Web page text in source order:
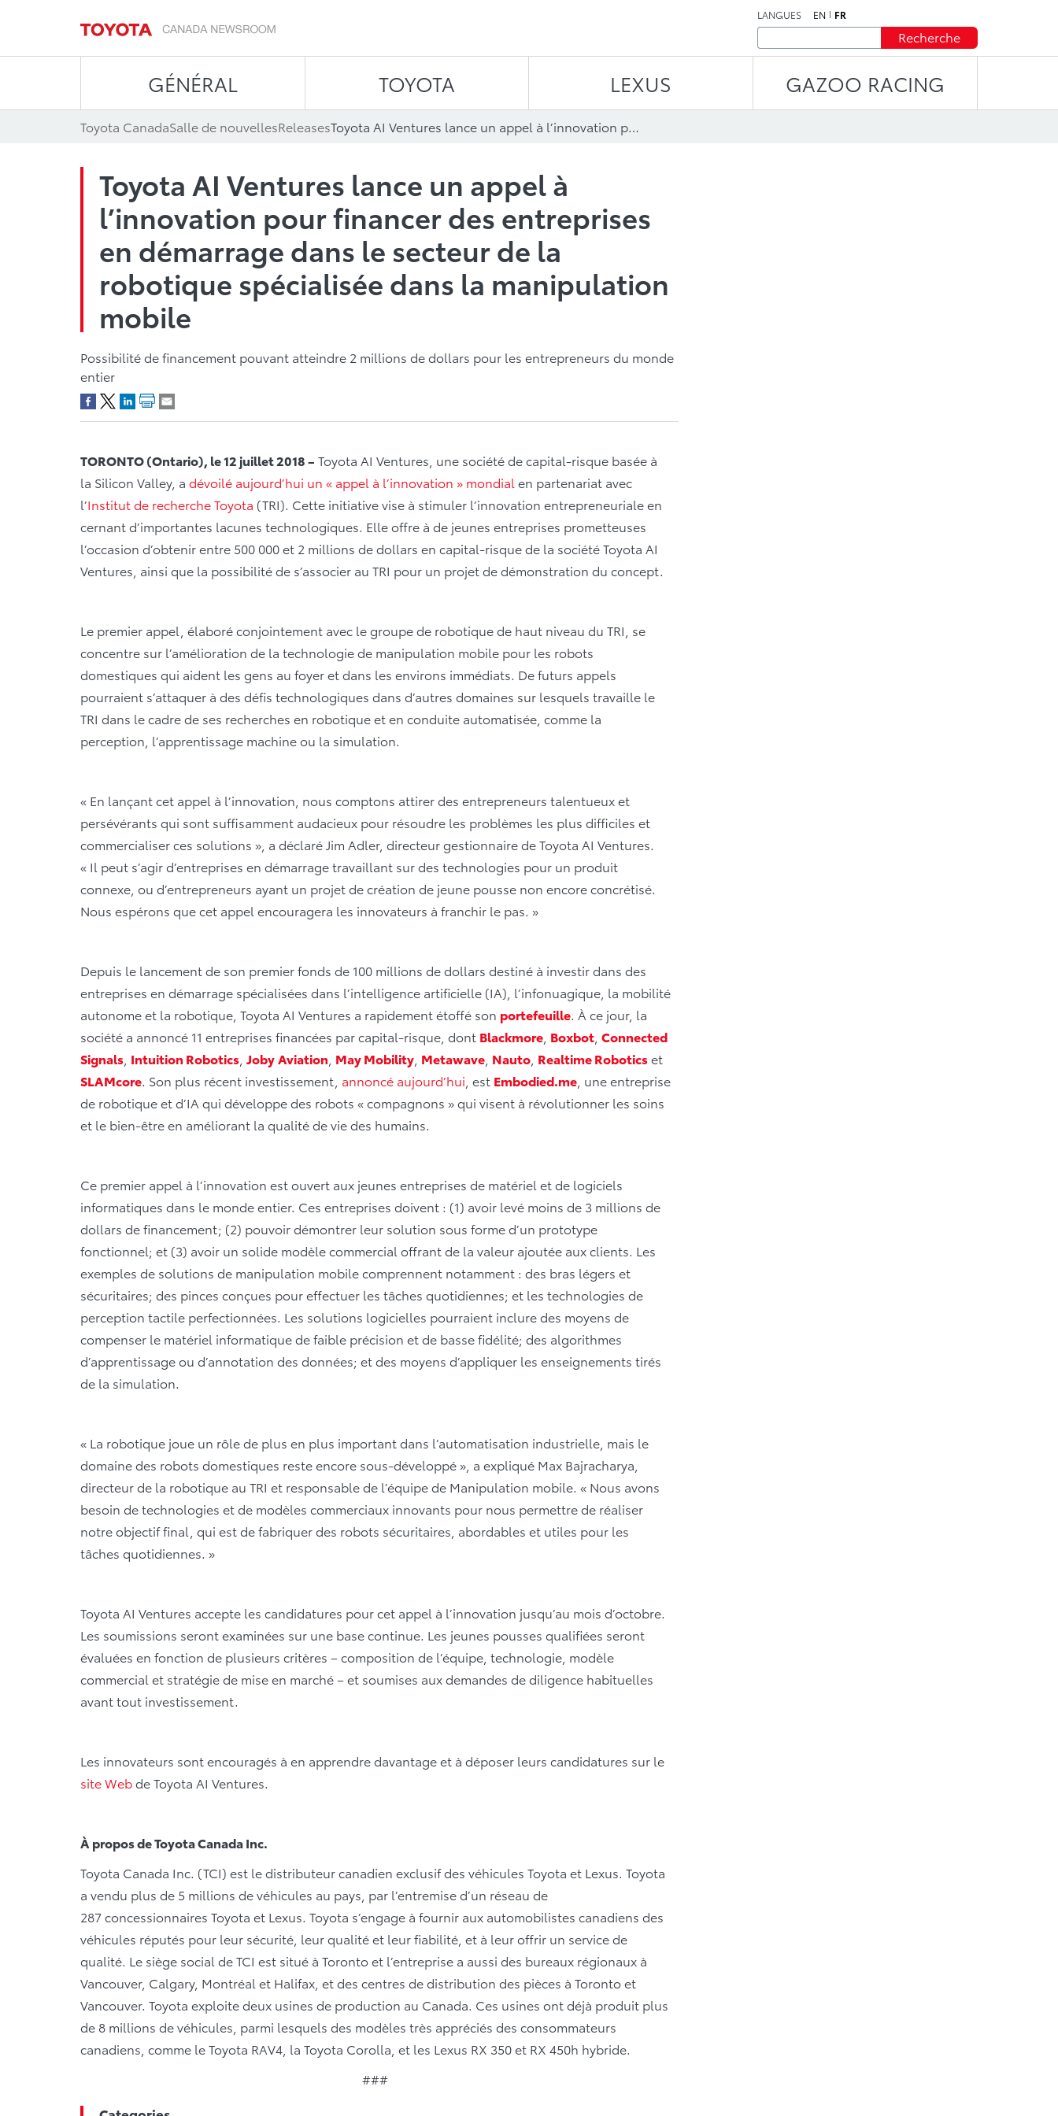
LANGUES EN FR
Recherche
GÉNÉRAL TOYOTA LEXUS GAZOO RACING
Toyota CanadaSalle de nouvellesReleases Toyota AI Ventures lance un appel à l’innovation pour financer des entreprises en démarrage dans le secteur de la robotique spécialisée dans la manipulation mobile
Toyota AI Ventures lance un appel à
l’innovation pour financer des entreprises
en démarrage dans le secteur de la
robotique spécialisée dans la manipulation
mobile
Possibilité de financement pouvant atteindre 2 millions de dollars pour les entrepreneurs du monde
entier
TORONTO (Ontario), le 12 juillet 2018 – Toyota AI Ventures, une société de capital-risque basée à
la Silicon Valley, a dévoilé aujourd’hui un « appel à l’innovation » mondial en partenariat avec
l’Institut de recherche Toyota (TRI). Cette initiative vise à stimuler l’innovation entrepreneuriale en
cernant d’importantes lacunes technologiques. Elle offre à de jeunes entreprises prometteuses
l’occasion d’obtenir entre 500 000 et 2 millions de dollars en capital-risque de la société Toyota AI
Ventures, ainsi que la possibilité de s’associer au TRI pour un projet de démonstration du concept.
Le premier appel, élaboré conjointement avec le groupe de robotique de haut niveau du TRI, se
concentre sur l’amélioration de la technologie de manipulation mobile pour les robots
domestiques qui aident les gens au foyer et dans les environs immédiats. De futurs appels
pourraient s’attaquer à des défis technologiques dans d’autres domaines sur lesquels travaille le
TRI dans le cadre de ses recherches en robotique et en conduite automatisée, comme la
perception, l’apprentissage machine ou la simulation.
« En lançant cet appel à l’innovation, nous comptons attirer des entrepreneurs talentueux et
persévérants qui sont suffisamment audacieux pour résoudre les problèmes les plus difficiles et
commercialiser ces solutions », a déclaré Jim Adler, directeur gestionnaire de Toyota AI Ventures.
« Il peut s’agir d’entreprises en démarrage travaillant sur des technologies pour un produit
connexe, ou d’entrepreneurs ayant un projet de création de jeune pousse non encore concrétisé.
Nous espérons que cet appel encouragera les innovateurs à franchir le pas. »
Depuis le lancement de son premier fonds de 100 millions de dollars destiné à investir dans des
entreprises en démarrage spécialisées dans l’intelligence artificielle (IA), l’infonuagique, la mobilité
autonome et la robotique, Toyota AI Ventures a rapidement étoffé son portefeuille. À ce jour, la
société a annoncé 11 entreprises financées par capital-risque, dont Blackmore Boxbot Connected
Signals Intuition Robotics JobyAviation May Mobility Metawave Nauto Realtime Roboticset
SLAMcore. Son plus récent investissement, annoncé aujourd’hui , est Embodied.me , une entreprise
de robotique et d’IA qui développe des robots « compagnons » qui visent à révolutionner les soins
et le bien-être en améliorant la qualité de vie des humains.
Ce premier appel à l’innovation est ouvert aux jeunes entreprises de matériel et de logiciels
informatiques dans le monde entier. Ces entreprises doivent : (1) avoir levé moins de 3 millions de
dollars de financement; (2) pouvoir démontrer leur solution sous forme d’un prototype
fonctionnel; et (3) avoir un solide modèle commercial offrant de la valeur ajoutée aux clients. Les
exemples de solutions de manipulation mobile comprennent notamment : des bras légers et
sécuritaires; des pinces conçues pour effectuer les tâches quotidiennes; et les technologies de
perception tactile perfectionnées. Les solutions logicielles pourraient inclure des moyens de
compenser le matériel informatique de faible précision et de basse fidélité; des algorithmes
d’apprentissage ou d’annotation des données; et des moyens d’appliquer les enseignements tirés
de la simulation.
« La robotique joue un rôle de plus en plus important dans l’automatisation industrielle, mais le
domaine des robots domestiques reste encore sous-développé », a expliqué Max Bajracharya,
directeur de la robotique au TRI et responsable de l’équipe de Manipulation mobile. « Nous avons
besoin de technologies et de modèles commerciaux innovants pour nous permettre de réaliser
notre objectif final, qui est de fabriquer des robots sécuritaires, abordables et utiles pour les
tâches quotidiennes. »
Toyota AI Ventures accepte les candidatures pour cet appel à l’innovation jusqu’au mois d’octobre.
Les soumissions seront examinées sur une base continue. Les jeunes pousses qualifiées seront
évaluées en fonction de plusieurs critères – composition de l’équipe, technologie, modèle
commercial et stratégie de mise en marché – et soumises aux demandes de diligence habituelles
avant tout investissement.
Les innovateurs sont encouragés à en apprendre davantage et à déposer leurs candidatures sur le
site Webde Toyota AI Ventures.
À propos de Toyota Canada Inc.
Toyota Canada Inc. (TCI) est le distributeur canadien exclusif des véhicules Toyota et Lexus. Toyota
a vendu plus de 5 millions de véhicules au pays, par l’entremise d’un réseau de
287 concessionnaires Toyota et Lexus. Toyota s’engage à fournir aux automobilistes canadiens des
véhicules réputés pour leur sécurité, leur qualité et leur fiabilité, et à leur offrir un service de
qualité. Le siège social de TCI est situé à Toronto et l’entreprise a aussi des bureaux régionaux à
Vancouver, Calgary, Montréal et Halifax, et des centres de distribution des pièces à Toronto et
Vancouver. Toyota exploite deux usines de production au Canada. Ces usines ont déjà produit plus
de 8 millions de véhicules, parmi lesquels des modèles très appréciés des consommateurs
canadiens, comme le Toyota RAV4, la Toyota Corolla, et les Lexus RX 350 et RX 450h hybride.
###